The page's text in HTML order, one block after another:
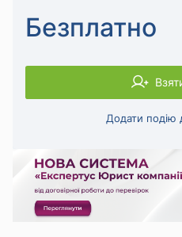
Безплатно
Додати подію